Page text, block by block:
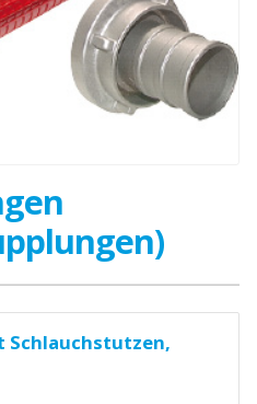
Schlauchstutzen,